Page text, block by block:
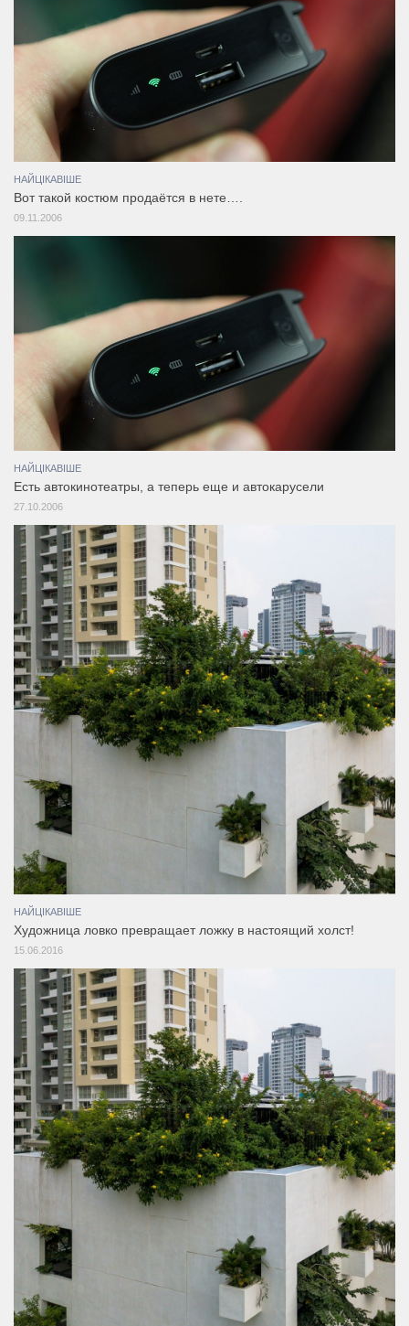
НАЙЦІКАВІШЕ
Вот такой костюм продаётся в нете….
09.11.2006
НАЙЦІКАВІШЕ
Есть автокинотеатры, а теперь еще и автокарусели
27.10.2006
НАЙЦІКАВІШЕ
Художница ловко превращает ложку в настоящий холст!
15.06.2016